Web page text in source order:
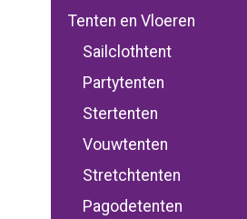
Tenten en Vloeren
Sailclothtent
Partytenten
Stertenten
Vouwtenten
Stretchtenten
Pagodetenten